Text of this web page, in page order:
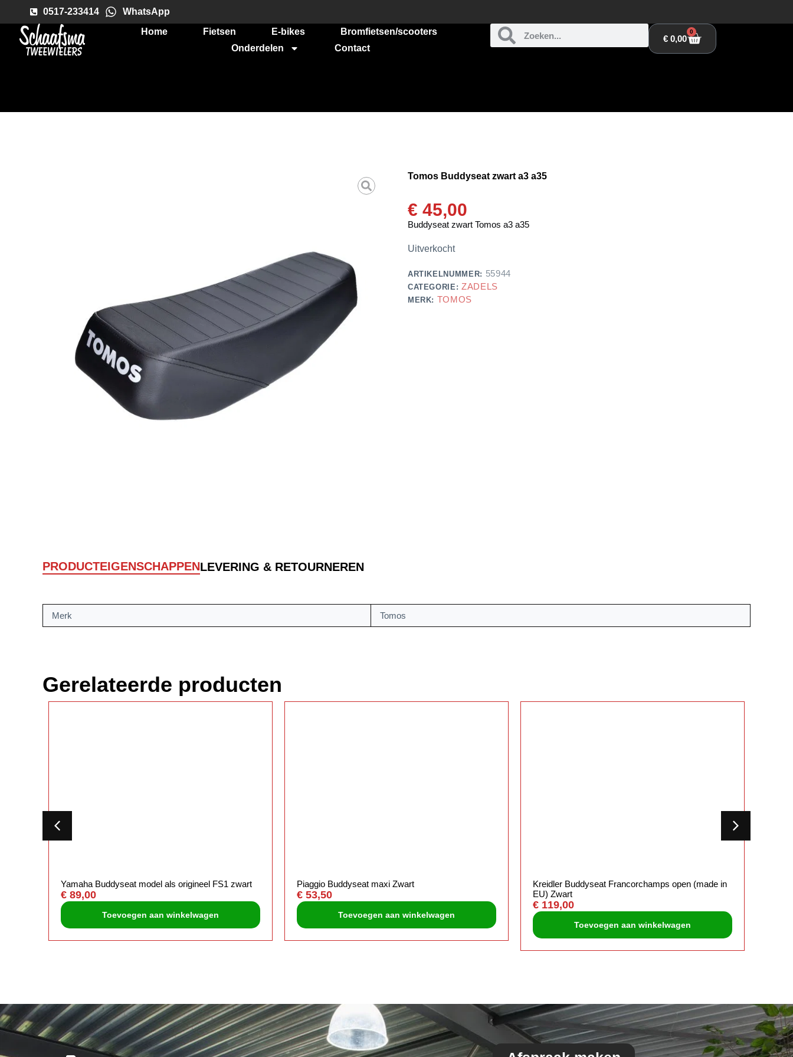
0517-233414
WhatsApp
Home
Fietsen E-bikes
Bromfietsen/scooters
Onderdelen
Contact
€0,00
0
Tomos Buddyseat zwart a3 a35
€ 45,00
Buddyseat zwart Tomos a3 a35
Uitverkocht
ARTIKELNUMMER: 55944
CATEGORIE:ZADELS
MERK: TOMOS
PRODUCTEIGENSCHAPPENLEVERING & RETOURNEREN
Merk Tomos
Gerelateerde producten
Yamaha Buddyseat model als origineel FS1 zwart
€ 89,00
Toevoegen aan winkelwagen
Piaggio Buddyseat maxi Zwart
€ 53,50
Toevoegen aan winkelwagen
Kreidler Buddyseat Francorchamps open (made in
EU) Zwart
€ 119,00
Toevoegen aan winkelwagen